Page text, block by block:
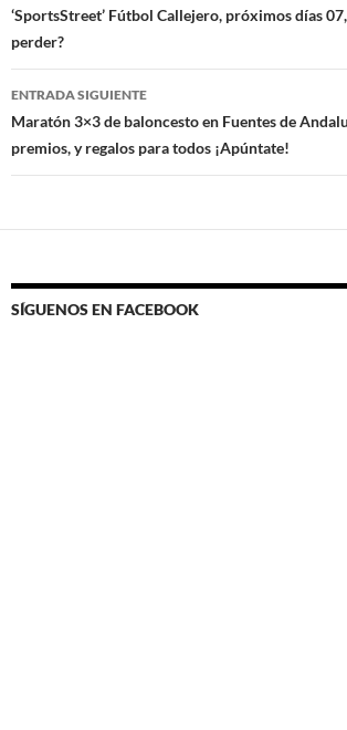
de
entradas
‘SportsStreet’ Fútbol Callejero, próximos días
perder?
ENTRADA SIGUIENTE
Maratón 3×3 de baloncesto en Fuentes de
premios, y regalos para todos ¡Apúntate!
SÍGUENOS EN FACEBOOK